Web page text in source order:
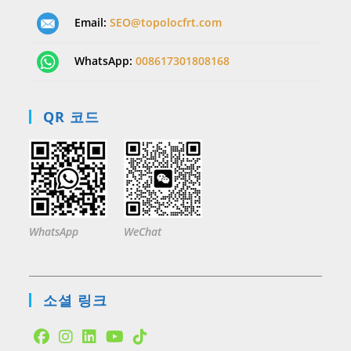
Email:SEO@topolocfrt.com
WhatsApp:008617301808168
QR 코드
WhatsApp WeChat
소셜 링크